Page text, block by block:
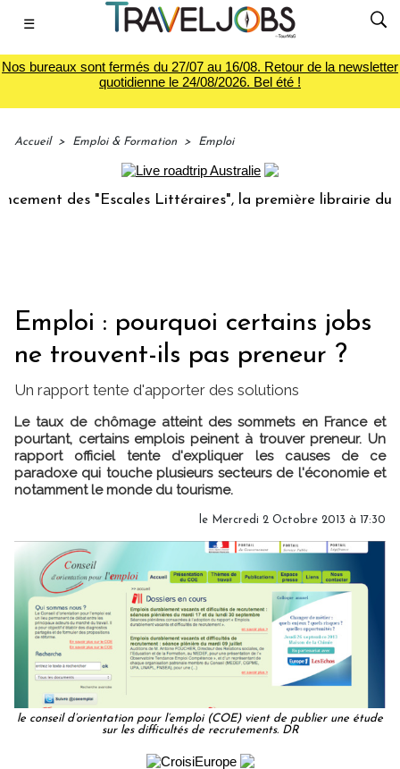
☰
Nos bureaux sont fermés du 27/07 au 16/08. Retour de la newsletter
quotidienne le 24/08/2026. Bel été !
Accueil > Emploi & Formation > Emploi
des "Escales Littéraires", la première librairie du voyage
Emploi : pourquoi certains jobs
ne trouvent-ils pas preneur ?
Un rapport tente d'apporter des solutions
Le taux de chômage atteint des sommets en France et
pourtant, certains emplois peinent à trouver preneur. Un
rapport officiel tente d'expliquer les causes de ce
paradoxe qui touche plusieurs secteurs de l'économie et
notamment le monde du tourisme.
le Mercredi 2 Octobre 2013 à 17:30
le conseil d’orientation pour l’emploi (COE) vient de publier une étude
sur les difficultés de recrutements. DR